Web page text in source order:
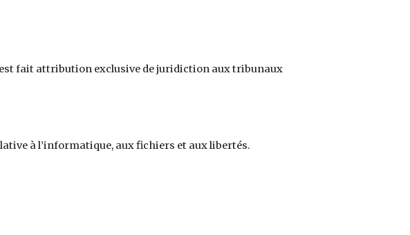
fait attribution exclusive de juridiction aux tribunaux
à l’informatique, aux fichiers et aux libertés.